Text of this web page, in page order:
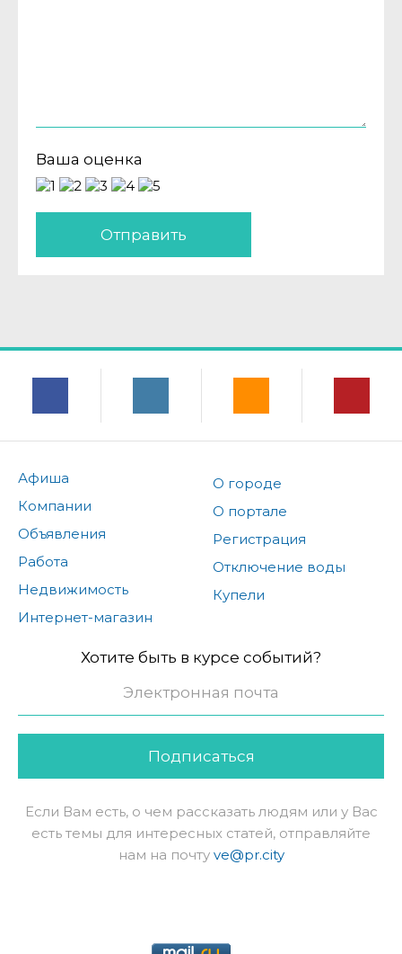
Ваша оценка
Отправить
Афиша
Компании
Объявления
Работа
Недвижимость
Интернет-магазин
О городе
О портале
Регистрация
Отключение воды
Купели
Хотите быть в курсе событий?
Подписаться
Если Вам есть, о чем рассказать людям или у Вас
есть темы для интересных статей, отправляйте
нам на почту ve@pr.city